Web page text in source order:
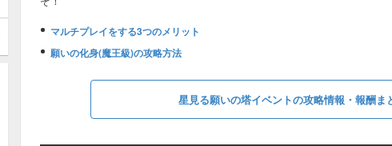
マルチプレイをする3つのメリット
願いの化身(魔王級)の攻略方法
星見る願いの塔イベントの攻略情報・報酬ま